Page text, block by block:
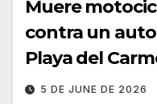
Muere
contra un
Playa del
5 DE JUNE DE 2026